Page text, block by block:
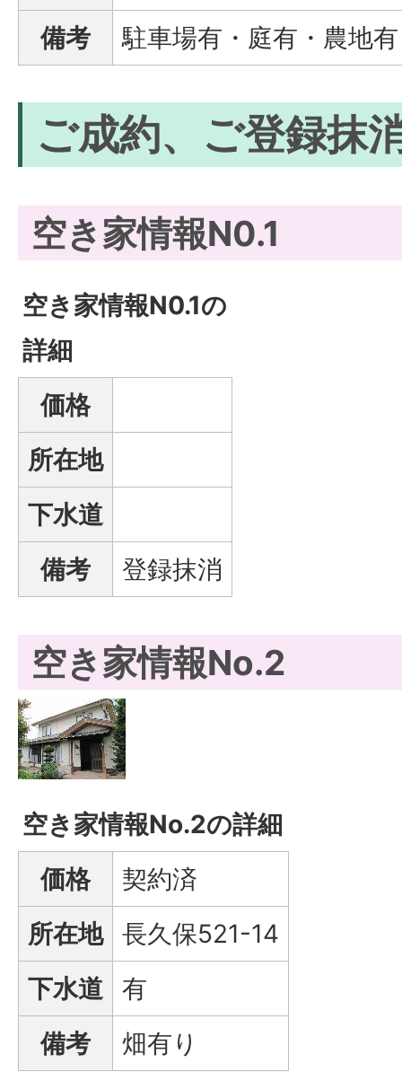
備考
駐車場有・庭有・農地有
ご成約、ご登録抹
空き家情報N0.1
空き家情報N0.1の
詳細
価格
所在地
下水道
備考
登録抹消
空き家情報No.2
空き家情報No.2の詳細
価格
契約済
所在地
長久保521-14
下水道
有
備考
畑有り